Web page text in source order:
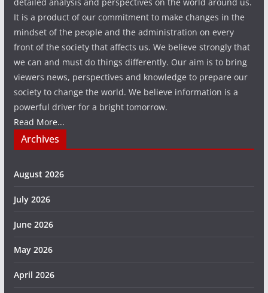
It is a product of our commitment to make changes in the
mindset of the people and the administration on every
front of the society that affects us. We believe strongly that
we can and must do things differently. Our aim is to bring
viewers news, perspectives and knowledge to prepare our
society to change the world. We believe information is a
powerful driver for a bright tomorrow.
Read More...
Archives
August 2026
July 2026
June 2026
May 2026
April 2026